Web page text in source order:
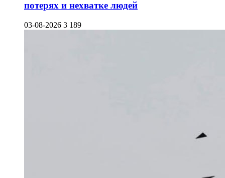
потерях и нехватке людей
03-08-2026 3 189